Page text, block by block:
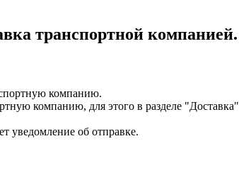
транспортной компанией.
компанию.
компанию, для этого в разделе "Доставка"
уведомление об отправке.